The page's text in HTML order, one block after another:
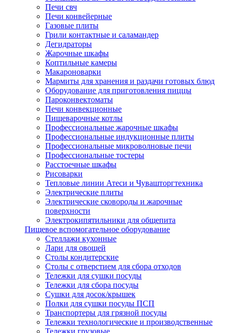
Печи свч
Печи конвейерные
Газовые плиты
Грили контактные и саламандер
Дегидраторы
Жарочные шкафы
Коптильные камеры
Макароноварки
Мармиты для хранения и раздачи готовых блюд
Оборудование для приготовления пиццы
Пароконвектоматы
Печи конвекционные
Пищеварочные котлы
Профессиональные жарочные шкафы
Профессиональные индукционные плиты
Профессиональные микроволновые печи
Профессиональные тостеры
Расстоечные шкафы
Рисоварки
Тепловые линии Атеси и Чувашторгтехника
Электрические плиты
Электрические сковороды и жарочные
поверхности
Электрокипятильники для общепита
Пищевое вспомогательное оборудование
Стеллажи кухонные
Лари для овощей
Столы кондитерские
Столы с отверстием для сбора отходов
Тележки для сушки посуды
Тележки для сбора посуды
Сушки для досок/крышек
Полки для сушки посуды ПСП
Транспортеры для грязной посуды
Тележки технологические и производственные
Тележки грузовые